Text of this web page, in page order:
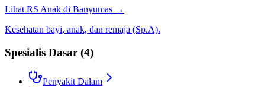
Lihat RS Anak di Banyumas →
Kesehatan bayi, anak, dan remaja (Sp.A).
Spesialis Dasar (4)
Penyakit Dalam